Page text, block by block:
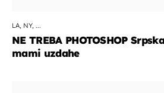
LA, NY, ...
NE TREBA PHOTOSHOP
mami uzdahe